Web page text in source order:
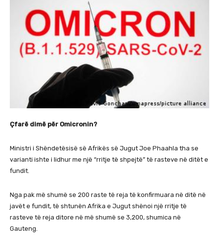
Çfarë dimë për Omicronin?
Ministri i Shëndetësisë së Afrikës së Jugut Joe Phaahla tha se
varianti ishte i lidhur me një “rritje të shpejtë” të rasteve në ditët e
fundit.
Nga pak më shumë se 200 raste të reja të konfirmuara në ditë në
javët e fundit, të shtunën Afrika e Jugut shënoi një rritje të
rasteve të reja ditore në më shumë se 3,200, shumica në
Gauteng.